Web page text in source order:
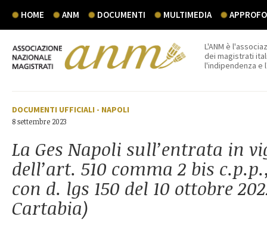
HOME ANM DOCUMENTI MULTIMEDIA
L'ANM è
dei magistrati
l'indipendenza e
DOCUMENTI UFFICIALI - NAPOLI
8 settembre 2023
La Ges Napoli sull’entrata in
dell’art. 510 comma 2 bis
con d. lgs 150 del 10 ottobre
Cartabia)